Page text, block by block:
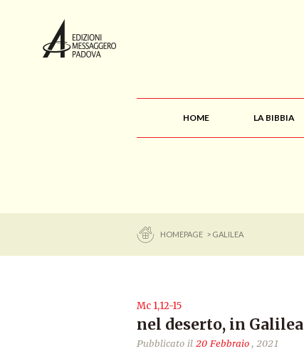
HOME LA BIBBIA
HOMEPAGE > GALILEA
Mc 1,12-15
nel deserto, in Galilea
Pubblicato il 20 Febbraio, 2021